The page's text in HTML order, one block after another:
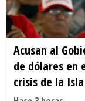
Acusan al
de dólares en
crisis de la Isla